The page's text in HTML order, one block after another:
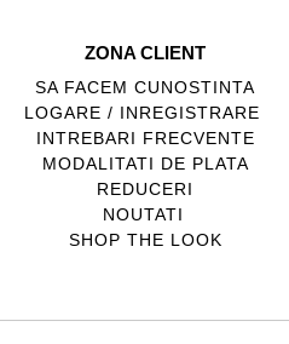
ZONA CLIENT
SA FACEM CUNOSTINTA
LOGARE / INREGISTRARE
INTREBARI FRECVENTE
MODALITATI DE PLATA
REDUCERI
NOUTATI
SHOP THE LOOK